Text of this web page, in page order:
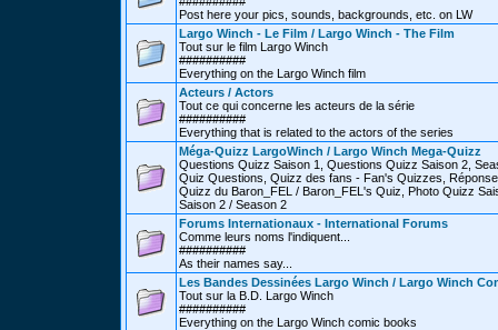
Post here your pics, sounds, backgrounds, etc. on LW
Largo Winch - Le Film / Largo Winch - The Film
Tout sur le film Largo Winch
##########
Everything on the Largo Winch film
Acteurs / Actors
Tout ce qui concerne les acteurs de la série
##########
Everything that is related to the actors of the series
Méga-Quizz LargoWinch / Largo Winch Mega-Quizz
Questions Quizz Saison 1, Questions Quizz Saison 2,
Quiz Questions, Quizz des fans - Fan's Quizzes,
Quizz du Baron_FEL / Baron_FEL's Quiz, Photo Quizz
Saison 2 / Season 2
Forums Internationaux - International Forums
Comme leurs noms l'indiquent...
##########
As their names say...
Les Bandes Dessinées Largo Winch / Largo Winch
Tout sur la B.D. Largo Winch
##########
Everything on the Largo Winch comic books